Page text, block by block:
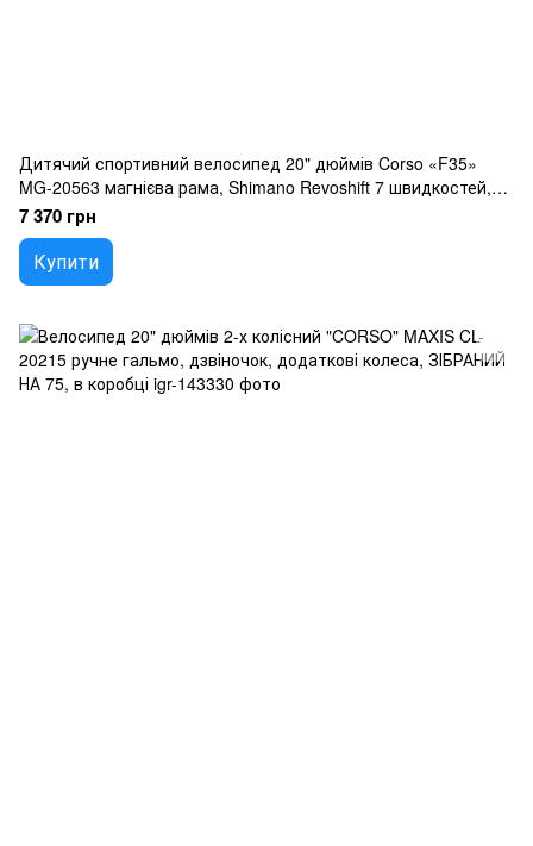
Дитячий спортивний велосипед 20" дюймів Corso «F35»
MG-20563 магнієва рама, Shimano Revoshift 7 швидкостей,
зібраний на 75
7 370 грн
Купити